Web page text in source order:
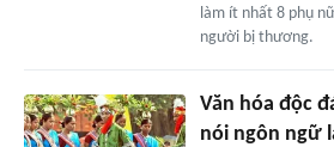
làm ít nhất 8 phụ
người bị thương.
Văn hóa độc
nói ngôn ngữ